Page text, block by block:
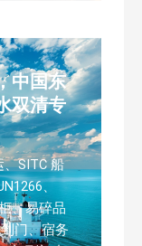
中国东
双清专
SITC 船
、
、易碎品
门、宿务